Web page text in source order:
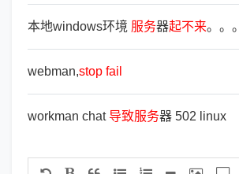
本地windows环境 服务器起不来。。。
webman,stop fail
workman chat 导致服务器 502 linux